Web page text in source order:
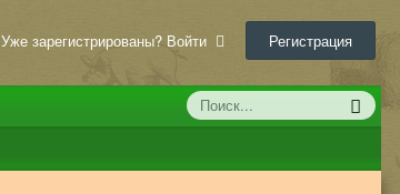
Уже зарегистрированы? Войти Регистрация